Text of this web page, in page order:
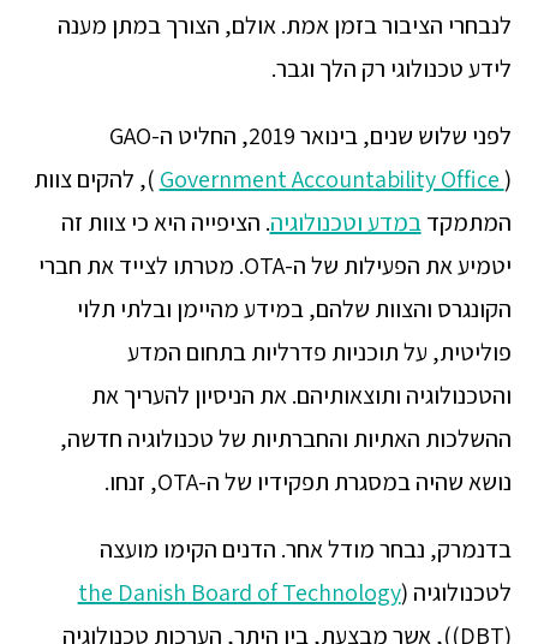
לנבחרי הציבור בזמן אמת. אולם, הצורך במתן מענה
לידע טכנולוגי רק הלך וגבר.
לפני שלוש שנים, בינואר 2019, החליט ה-GAO
( Government Accountability Office ), להקים צוות
המתמקדבמדע וטכנולוגיה. הציפייה היא כי צוות זה
יטמיע את הפעילות של ה-OTA. מטרתו לצייד את חברי
הקונגרס והצוות שלהם, במידע מהיימן ובלתי תלוי
פוליטית, על תוכניות פדרליות בתחום המדע
והטכנולוגיה ותוצאותיהם. את הניסיון להעריך את
ההשלכות האתיות והחברתיות של טכנולוגיה חדשה,
נושא שהיה במסגרת תפקידיו של ה-OTA, זנחו.
בדנמרק, נבחר מודל אחר. הדנים הקימו מועצה
לטכנולוגיה (the Danish Board of Technology
(DBT)), אשר מבצעת, בין היתר, הערכות טכנולוגיה